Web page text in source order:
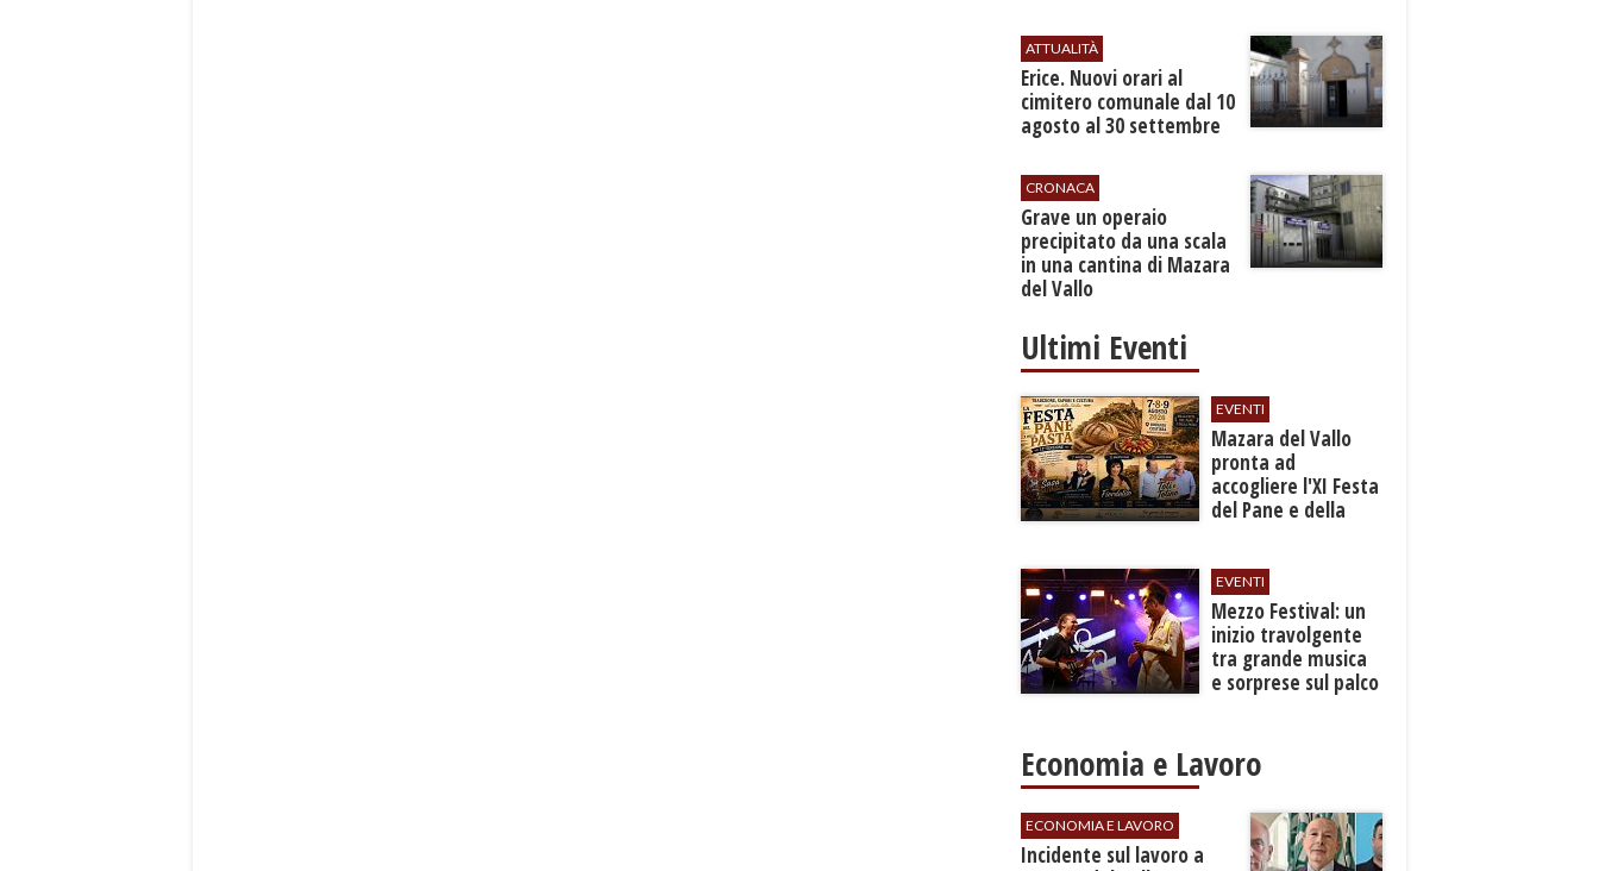
ATTUALITÀ
​Erice. Nuovi orari al
cimitero comunale dal 10
agosto al 30 settembre
CRONACA
​Grave un operaio
precipitato da una scala
in una cantina di Mazara
del Vallo
Ultimi Eventi
EVENTI
Mazara del Vallo
pronta ad
accogliere l'XI Festa
del Pane e della
EVENTI
Mezzo Festival: un
inizio travolgente
tra grande musica
e sorprese sul palco
Economia e Lavoro
ECONOMIA E LAVORO
​Incidente sul lavoro a